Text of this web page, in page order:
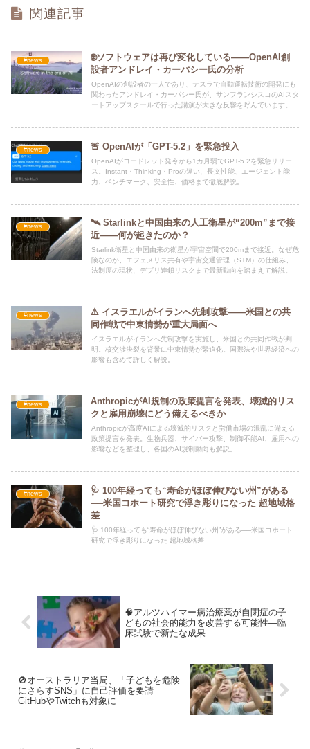
関連記事
#news
🌐ソフトウェアは再び変化している――OpenAI創
設者アンドレイ・カーパシー氏の分析
OpenAIの創設者の一人であり、テスラで自動運転技術の開発にも
関わったアンドレイ・カーパシー氏が、サンフランシスコのAIスタ
ートアップスクールで行った講演が大きな反響を呼んでいます。
#news 🚨 OpenAIが「GPT-5.2」を緊急投入
OpenAIがコードレッド発令から1カ月弱でGPT-5.2を緊急リリー
ス。Instant・Thinking・Proの違い、長文性能、エージェント能
力、ベンチマーク、安全性、価格まで徹底解説。
#news
🛰️ Starlinkと中国由来の人工衛星が“200m”まで接
近――何が起きたのか？
Starlink衛星と中国由来の衛星が宇宙空間で200mまで接近。なぜ危
険なのか、エフェメリス共有や宇宙交通管理（STM）の仕組み、
法制度の現状、デブリ連鎖リスクまで最新動向を踏まえて解説。
#news
⚠️ イスラエルがイランへ先制攻撃――米国との共
同作戦で中東情勢が重大局面へ
イスラエルがイランへ先制攻撃を実施し、米国との共同作戦が判
明。核交渉決裂を背景に中東情勢が緊迫化。国際法や世界経済への
影響も含めて詳しく解説。
#news
AnthropicがAI規制の政策提言を発表、壊滅的リス
クと雇用崩壊にどう備えるべきか
Anthropicが高度AIによる壊滅的リスクと労働市場の混乱に備える
政策提言を発表。生物兵器、サイバー攻撃、制御不能AI、雇用への
影響などを整理し、各国のAI規制動向も解説。
#news
🩺 100年経っても“寿命がほぼ伸びない州”がある
──米国コホート研究で浮き彫りになった 超地域格
差
🩺 100年経っても“寿命がほぼ伸びない州”がある──米国コホート
研究で浮き彫りになった 超地域格差
🧠アルツハイマー病治療薬が自閉症の子
どもの社会的能力を改善する可能性―臨
床試験で新たな成果
🚫オーストラリア当局、「子どもを危険
にさらすSNS」に自己評価を要請
GitHubやTwitchも対象に